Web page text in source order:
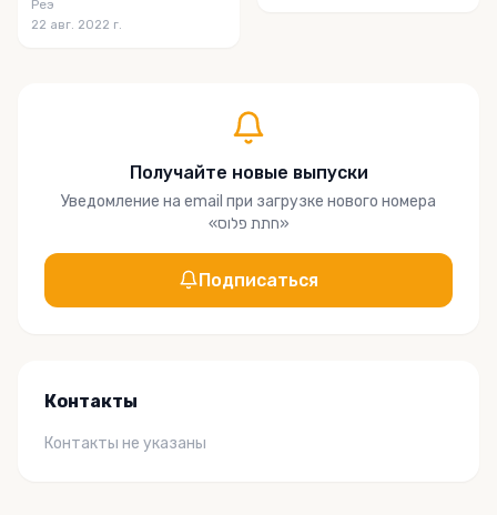
Реэ
22 авг. 2022 г.
Получайте новые выпуски
Уведомление на email при загрузке нового номера
«חתת פלוס»
Подписаться
Контакты
Контакты не указаны